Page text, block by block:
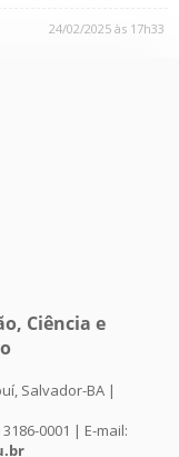
24/02/2025 às 17h33
Ciência e
Salvador-BA |
0001 | E-mail: